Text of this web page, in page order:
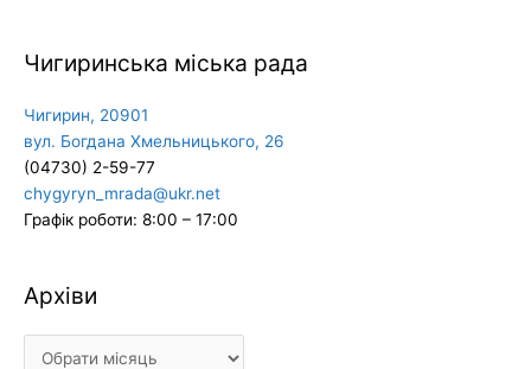
Чигиринська міська рада
Чигирин, 20901
вул. Богдана Хмельницького, 26
(04730) 2-59-77
chygyryn_mrada@ukr.net
Графік роботи: 8:00 – 17:00
Архіви
Архіви